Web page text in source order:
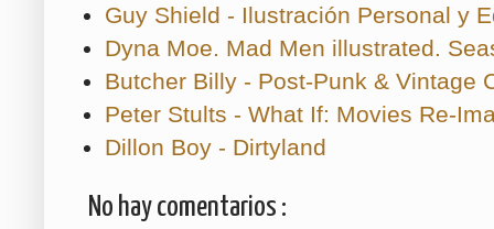
Guy Shield - Ilustración Personal y
Dyna Moe. Mad Men illustrated.
Butcher Billy - Post-Punk & Vintage
Peter Stults - What If: Movies Re-
Dillon Boy - Dirtyland
No hay comentarios :